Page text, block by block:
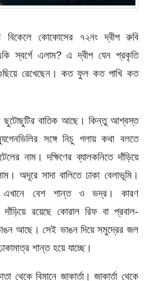
বিকেলে কোকোসের ৭২নং দ্বীপ রুবি
স্বর্গে এলাম? এ দ্বীপ যেন প্রকৃতি
রেখেছেন। কত ফুল কত পাখি কত
ছুটোছুটির বাতিক আছে। কিন্তু আশ্বস্ত
সঙ্গে নিচু গলায় কথা বলতে
নাম। দক্ষিণের ব্যালকনিতে দাঁড়িয়ে
অদূরে সাদা বালিতে ঢাকা বেলাভূমি।
এখানে বেশ শান্ত ও ভদ্র। কারণ
দাঁড়িয়ে রয়েছে কোরাল রিফ বা প্রবাল-
ভাঙন আছে। সেই ভাঙন দিয়ে সমুদ্রের জল
শান্ত হয়ে যাচ্ছে।
থেকে বিমানে জাকার্তা। জাকার্তা থেকে